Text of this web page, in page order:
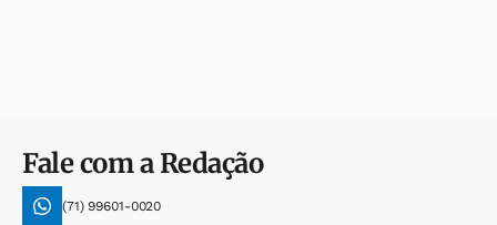
Fale com a Redação
(71) 99601-0020